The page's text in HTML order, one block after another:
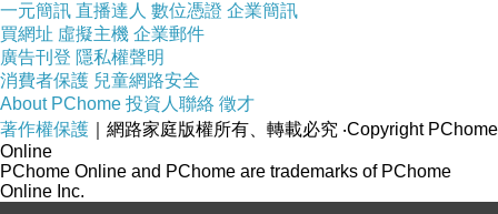
一元簡訊 直播達人 數位憑證 企業簡訊
買網址 虛擬主機 企業郵件
廣告刊登 隱私權聲明
消費者保護 兒童網路安全
About PChome 投資人聯絡 徵才
著作權保護 ｜網路家庭版權所有、轉載必究 ‧Copyright PChome
Online
PChome Online and PChome are trademarks of PChome
Online Inc.